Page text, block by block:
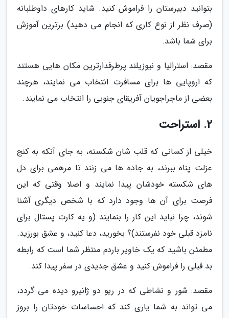
بتوانید دبیرستان را فراموش کنید. شاید کارهای داوطلبانه
(صرف نظر از نوع کاری که انجام می دهید) برترین آموزش
برای شما باشد.
مقصد: استرالیا و نیوزیلند پرطرفدارترین مکان هایی هستند
که اروپایی ها برای مسافرت انتخاب می نمایند، هرچند
بعضی از ماجراجویان آفریقای جنوبی را انتخاب می نمایند.
2. استراحت
خیلی از کسانی که قلب شان شکسته، به جای آنکه به کنج
عزلت پناه ببرند، به جاده ها می زنند تا مرهمی برای دل
های شکسته خودشان پیدا نمایند و اصلا وقتی که این
فرصت برای آن ها وجود دارد که با شخص دیگری آشنا
شوند، چرا نباید این کار را بنمایند (و یه کارت پستال برای
نامزد قبلی خود نفرستند)؟ بخورید، دعا کنید، و عشق بورزید.
مطمئن باشید که یک خاویر باردم منتظر شما است که رابطه
بد قبلی را فراموش کنید و عشق جدیدی در سفر پیدا کند.
مقصد: شور و نشاطی که در ریو دو ژانیرو دیده می گردد،
می تواند به شما یاری کند که احساسات خودتان را بروز